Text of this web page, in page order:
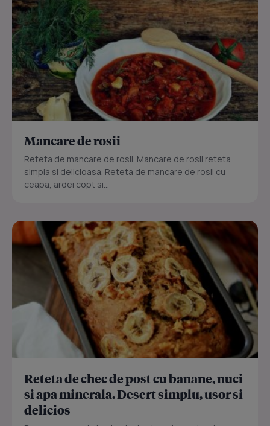
Mancare de rosii
Reteta de mancare de rosii. Mancare de rosii reteta
simpla si delicioasa. Reteta de mancare de rosii cu
ceapa, ardei copt si...
Reteta de chec de post cu banane, nuci
si apa minerala. Desert simplu, usor si
delicios